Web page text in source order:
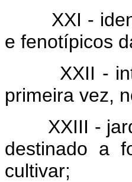
XXI -
e fenotípicos
XXII -
primeira vez,
XXIII -
destinado a
cultivar;